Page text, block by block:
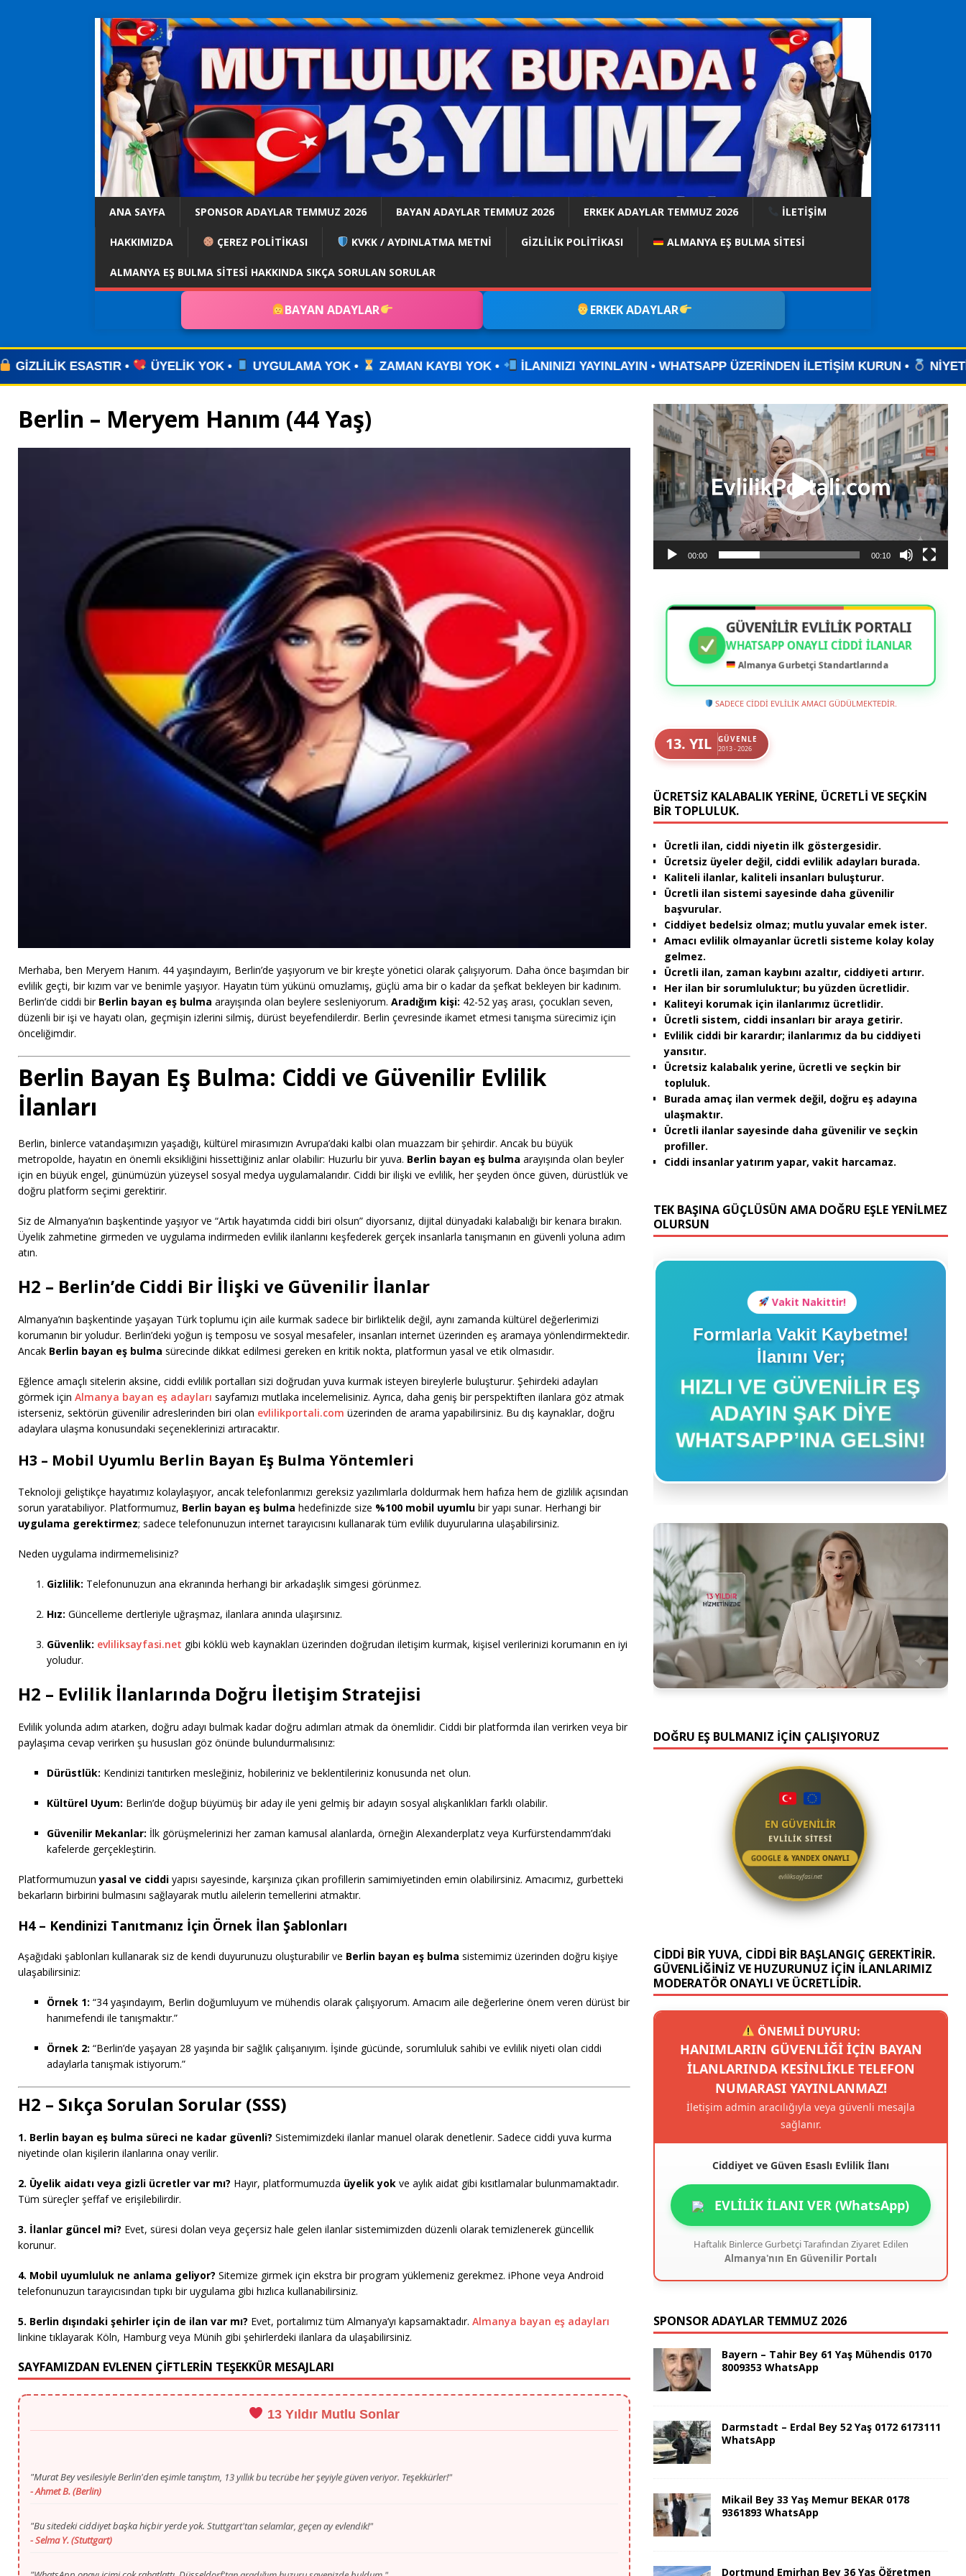
ANA SAYFA SPONSOR ADAYLAR TEMMUZ 2026 BAYAN ADAYLAR TEMMUZ 2026 ERKEK ADAYLAR TEMMUZ 2026 İLETİŞİM
HAKKIMIZDA ÇEREZ POLİTİKASI KVKK / AYDINLATMA METNİ GİZLİLİK POLİTİKASI ALMANYA EŞ BULMA SITESI
ALMANYA EŞ BULMA SITESI HAKKINDA SIKÇA SORULAN SORULAR
BAYAN ADAYLAR ERKEK ADAYLAR
YOK • UYGULAMA YOK • ZAMAN KAYBI YOK • İLANINIZI YAYINLAYIN • WHATSAPP ÜZERİNDEN İLETİŞİM KURUN • NİYETİNİZ EVLİLİKSE, DOĞRU
Berlin – Meryem Hanım (44 Yaş)
Merhaba, ben Meryem Hanım. 44 yaşındayım, Berlin’de yaşıyorum ve bir kreşte yönetici olarak çalışıyorum. Daha önce başımdan bir
evlilik geçti, bir kızım var ve benimle yaşıyor. Hayatın tüm yükünü omuzlamış, güçlü ama bir o kadar da şefkat bekleyen bir kadınım.
Berlin’de ciddi bir Berlin bayan eş bulma arayışında olan beylere sesleniyorum. Aradığım kişi: 42-52 yaş arası, çocukları seven,
düzenli bir işi ve hayatı olan, geçmişin izlerini silmiş, dürüst beyefendilerdir. Berlin çevresinde ikamet etmesi tanışma sürecimiz için
önceliğimdir.
Berlin Bayan Eş Bulma: Ciddi ve Güvenilir Evlilik
İlanları
Berlin, binlerce vatandaşımızın yaşadığı, kültürel mirasımızın Avrupa’daki kalbi olan muazzam bir şehirdir. Ancak bu büyük
metropolde, hayatın en önemli eksikliğini hissettiğiniz anlar olabilir: Huzurlu bir yuva. Berlin bayan eş bulma arayışında olan beyler
için en büyük engel, günümüzün yüzeysel sosyal medya uygulamalarıdır. Ciddi bir ilişki ve evlilik, her şeyden önce güven, dürüstlük ve
doğru platform seçimi gerektirir.
Siz de Almanya’nın başkentinde yaşıyor ve “Artık hayatımda ciddi biri olsun” diyorsanız, dijital dünyadaki kalabalığı bir kenara bırakın.
Üyelik zahmetine girmeden ve uygulama indirmeden evlilik ilanlarını keşfederek gerçek insanlarla tanışmanın en güvenli yoluna adım
atın.
H2 – Berlin’de Ciddi Bir İlişki ve Güvenilir İlanlar
Almanya’nın başkentinde yaşayan Türk toplumu için aile kurmak sadece bir birliktelik değil, aynı zamanda kültürel değerlerimizi
korumanın bir yoludur. Berlin’deki yoğun iş temposu ve sosyal mesafeler, insanları internet üzerinden eş aramaya yönlendirmektedir.
Ancak Berlin bayan eş bulma sürecinde dikkat edilmesi gereken en kritik nokta, platformun yasal ve etik olmasıdır.
Eğlence amaçlı sitelerin aksine, ciddi evlilik portalları sizi doğrudan yuva kurmak isteyen bireylerle buluşturur. Şehirdeki adayları
görmek için Almanya bayan eş adayları sayfamızı mutlaka incelemelisiniz. Ayrıca, daha geniş bir perspektiften ilanlara göz atmak
isterseniz, sektörün güvenilir adreslerinden biri olan evlilikportali.com üzerinden de arama yapabilirsiniz. Bu dış kaynaklar, doğru
adaylara ulaşma konusundaki seçeneklerinizi artıracaktır.
H3 – Mobil Uyumlu Berlin Bayan Eş Bulma Yöntemleri
Teknoloji geliştikçe hayatımız kolaylaşıyor, ancak telefonlarımızı gereksiz yazılımlarla doldurmak hem hafıza hem de gizlilik açısından
sorun yaratabiliyor. Platformumuz, Berlin bayan eş bulma hedefinizde size %100 mobil uyumlu bir yapı sunar. Herhangi bir
uygulama gerektirmez; sadece telefonunuzun internet tarayıcısını kullanarak tüm evlilik duyurularına ulaşabilirsiniz.
Neden uygulama indirmemelisiniz?
Gizlilik: Telefonunuzun ana ekranında herhangi bir arkadaşlık simgesi görünmez.
Hız: Güncelleme dertleriyle uğraşmaz, ilanlara anında ulaşırsınız.
Güvenlik: evliliksayfasi.net gibi köklü web kaynakları üzerinden doğrudan iletişim kurmak, kişisel verilerinizi korumanın en iyi
yoludur.
H2 – Evlilik İlanlarında Doğru İletişim Stratejisi
Evlilik yolunda adım atarken, doğru adayı bulmak kadar doğru adımları atmak da önemlidir. Ciddi bir platformda ilan verirken veya bir
paylaşıma cevap verirken şu hususları göz önünde bulundurmalısınız:
Dürüstlük: Kendinizi tanıtırken mesleğiniz, hobileriniz ve beklentileriniz konusunda net olun.
Kültürel Uyum: Berlin’de doğup büyümüş bir aday ile yeni gelmiş bir adayın sosyal alışkanlıkları farklı olabilir.
Güvenilir Mekanlar: İlk görüşmelerinizi her zaman kamusal alanlarda, örneğin Alexanderplatz veya Kurfürstendamm’daki
kafelerde gerçekleştirin.
Platformumuzunyasal ve ciddi yapısı sayesinde, karşınıza çıkan profillerin samimiyetinden emin olabilirsiniz. Amacımız, gurbetteki
bekarların birbirini bulmasını sağlayarak mutlu ailelerin temellerini atmaktır.
H4 – Kendinizi Tanıtmanız İçin Örnek İlan Şablonları
Aşağıdaki şablonları kullanarak siz de kendi duyurunuzu oluşturabilir ve Berlin bayan eş bulma sistemimiz üzerinden doğru kişiye
ulaşabilirsiniz:
Örnek 1: “34 yaşındayım, Berlin doğumluyum ve mühendis olarak çalışıyorum. Amacım aile değerlerine önem veren dürüst bir
hanımefendi ile tanışmaktır.”
Örnek 2: “Berlin’de yaşayan 28 yaşında bir sağlık çalışanıyım. İşinde gücünde, sorumluluk sahibi ve evlilik niyeti olan ciddi
adaylarla tanışmak istiyorum.”
H2 – Sıkça Sorulan Sorular (SSS)
1. Berlin bayan eş bulma süreci ne kadar güvenli? Sistemimizdeki ilanlar manuel olarak denetlenir. Sadece ciddi yuva kurma
niyetinde olan kişilerin ilanlarına onay verilir.
2. Üyelik aidatı veya gizli ücretler var mı? Hayır, platformumuzda üyelik yok ve aylık aidat gibi kısıtlamalar bulunmamaktadır.
Tüm süreçler şeffaf ve erişilebilirdir.
3. İlanlar güncel mi? Evet, süresi dolan veya geçersiz hale gelen ilanlar sistemimizden düzenli olarak temizlenerek güncellik
korunur.
4. Mobil uyumluluk ne anlama geliyor? Sitemize girmek için ekstra bir program yüklemeniz gerekmez. iPhone veya Android
telefonunuzun tarayıcısından tıpkı bir uygulama gibi hızlıca kullanabilirsiniz.
5. Berlin dışındaki şehirler için de ilan var mı? Evet, portalımız tüm Almanya’yı kapsamaktadır. Almanya bayan eş adayları
linkine tıklayarak Köln, Hamburg veya Münih gibi şehirlerdeki ilanlara da ulaşabilirsiniz.
SAYFAMIZDAN EVLENEN ÇİFTLERİN TEŞEKKÜR MESAJLARI
13 Yıldır Mutlu Sonlar
"Murat Bey vesilesiyle Berlin'den eşimle tanıştım, 13 yıllık bu tecrübe her şeyiyle güven veriyor. Teşekkürler!"
"Bu sitedeki ciddiyet başka hiçbir yerde yok. Stuttgart'tan selamlar, geçen ay evlendik!"
- Selma Y. (Stuttgart)
"WhatsApp onayı içimi çok rahatlattı. Düsseldorf'tan aradığım huzuru sayenizde buldum."
- Mustafa T. (Düsseldorf)
Video
oynatıcı
00:00 00:10
GÜVENİLİR EVLİLİK PORTALI
WHATSAPP ONAYLI CIDDI İLANLAR
Almanya Gurbetçi Standartlarında
SADECE CİDDİ EVLİLİK AMACI GÜDÜLMEKTEDİR.
13. YIL GÜVENLE
2013 - 2026
ÜCRETSIZ KALABALIK YERINE, ÜCRETLI VE SEÇKIN
BIR TOPLULUK.
Ücretli ilan, ciddi niyetin ilk göstergesidir.
Ücretsiz üyeler değil, ciddi evlilik adayları burada.
Kaliteli ilanlar, kaliteli insanları buluşturur.
Ücretli ilan sistemi sayesinde daha güvenilir
başvurular.
Ciddiyet bedelsiz olmaz; mutlu yuvalar emek ister.
Amacı evlilik olmayanlar ücretli sisteme kolay kolay
gelmez.
Ücretli ilan, zaman kaybını azaltır, ciddiyeti artırır.
Her ilan bir sorumluluktur; bu yüzden ücretlidir.
Kaliteyi korumak için ilanlarımız ücretlidir.
Ücretli sistem, ciddi insanları bir araya getirir.
Evlilik ciddi bir karardır; ilanlarımız da bu ciddiyeti
yansıtır.
Ücretsiz kalabalık yerine, ücretli ve seçkin bir
topluluk.
Burada amaç ilan vermek değil, doğru eş adayına
ulaşmaktır.
Ücretli ilanlar sayesinde daha güvenilir ve seçkin
profiller.
Ciddi insanlar yatırım yapar, vakit harcamaz.
TEK BAŞINA GÜÇLÜSÜN AMA DOĞRU EŞLE YENİLMEZ
OLURSUN
Vakit Nakittir!
Formlarla Vakit Kaybetme!
İlanını Ver;
HIZLI VE GÜVENILIR EŞ
ADAYIN ŞAK DIYE
WHATSAPP’INA GELSIN!
DOĞRU EŞ BULMANIZ İÇİN ÇALIŞIYORUZ
EN GÜVENİLİR
EVLİLİK SİTESİ
GOOGLE & YANDEX ONAYLI
evliliksayfasi.net
CIDDI BIR YUVA, CIDDI BIR BAŞLANGIÇ GEREKTIRIR.
GÜVENLIĞINIZ VE HUZURUNUZ IÇIN ILANLARIMIZ
MODERATÖR ONAYLI VE ÜCRETLIDIR.
ÖNEMLİ DUYURU:
HANIMLARIN GÜVENLIĞI IÇIN BAYAN
ILANLARINDA KESINLIKLE TELEFON
NUMARASI YAYINLANMAZ!
İletişim admin aracılığıyla veya güvenli mesajla
sağlanır.
Ciddiyet ve Güven Esaslı Evlilik İlanı
EVLİLİK İLANI VER (WhatsApp)
Haftalık Binlerce Gurbetçi Tarafından Ziyaret Edilen
Almanya'nın En Güvenilir Portalı
SPONSOR ADAYLAR TEMMUZ 2026
Bayern – Tahir Bey 61 Yaş Mühendis 0170
8009353 WhatsApp
Darmstadt – Erdal Bey 52 Yaş 0172 6173111
WhatsApp
Mikail Bey 33 Yaş Memur BEKAR 0178
9361893 WhatsApp
Dortmund Emirhan Bey 36 Yaş Öğretmen